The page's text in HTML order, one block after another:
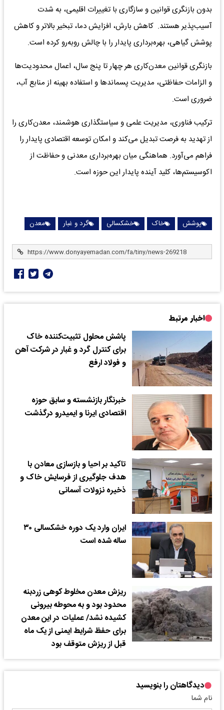
بدون بازنگری قوانین و سازگاری با تغییرات اقلیمی، به شدت
آسیب‌پذیر هستند. کاهش بارش، افزایش دما، تبخیر بالاتر و کاهش
پوشش گیاهی، بهره‌برداری پایدار را با چالش روبه‌رو کرده است.
بازنگری قوانین معدن‌کاری هر چهار تا پنج سال، اعمال محدودیت‌ها
و الزامات حفاظتی، مدیریت پسماندها و استفاده بهینه از منابع آب،
ضروری است.
ترکیب فناوری، مدیریت علمی و سیاستگذاری هوشمند، معدن‌کاری را
از تهدید به فرصت تبدیل می‌کند و امکان توسعه اقتصادی پایدار را
فراهم می‌آورد. هماهنگی میان بهره‌برداری معدنی و حفاظت از
اکوسیستم‌ها، کلید آینده پایدار این حوزه است.
پوشش خاک خشکسالی گرد و غبار معدن
اخبار مرتبط
پاشش محلول تثبیت‌کننده خاک
برای کنترل گرد و غبار در شرکت آهن
و فولاد ارفع
خبرنگار بازنشسته و سابق حوزه
اقتصادی ایرنا و ایمیدرو درگذشت
تاکید بر احیا و بازسازی معادن با
هدف جلوگیری از فرسایش خاک و
ذخیره نزولات آسمانی
ایران وارد یک دوره خشکسالی ۳۰
ساله شده است
ریزش معدن مخلوط کوهی زردبنه
محدود بود و به محوطه بیرونی
کشیده نشد/ عملیات در این معدن
برای حفظ شرایط ایمنی از یک ماه
قبل از ریزش متوقف بود
دیدگاهتان را بنویسید
نام شما